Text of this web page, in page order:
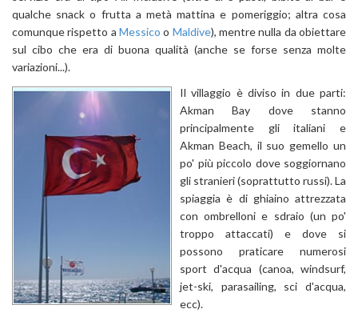
qualche snack o frutta a metà mattina e pomeriggio; altra cosa
comunque rispetto a Messico o Maldive), mentre nulla da obiettare
sul cibo che era di buona qualità (anche se forse senza molte
variazioni...).
Il villaggio è diviso in due parti:
Akman Bay dove stanno
principalmente gli italiani e
Akman Beach, il suo gemello un
po' più piccolo dove soggiornano
gli stranieri (soprattutto russi). La
spiaggia è di ghiaino attrezzata
con ombrelloni e sdraio (un po'
troppo attaccati) e dove si
possono praticare numerosi
sport d'acqua (canoa, windsurf,
jet-ski, parasailing, sci d'acqua,
ecc).